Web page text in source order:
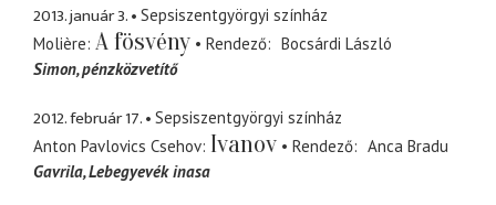
2013. január 3.
Sepsiszentgyörgyi színház
Molière A fösvény Rendező
Bocsárdi László
Simon pénzközvetítő
2012. február 17.
Sepsiszentgyörgyi színház
Anton Pavlovics Csehov Ivanov Rendező
Anca Bradu
Gavrila Lebegyevék inasa